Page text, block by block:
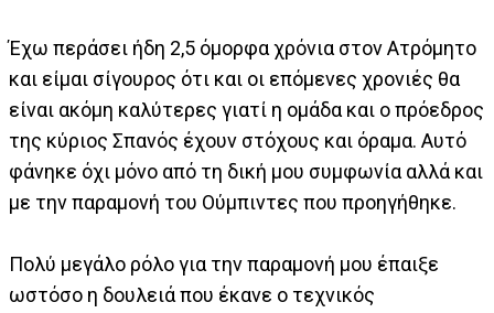
Έχω περάσει ήδη 2,5 όμορφα χρόνια στον Ατρόμητο
και είμαι σίγουρος ότι και οι επόμενες χρονιές θα
είναι ακόμη καλύτερες γιατί η ομάδα και ο πρόεδρος
της κύριος Σπανός έχουν στόχους και όραμα. Αυτό
φάνηκε όχι μόνο από τη δική μου συμφωνία αλλά και
με την παραμονή του Ούμπιντες που προηγήθηκε.
Πολύ μεγάλο ρόλο για την παραμονή μου έπαιξε
ωστόσο η δουλειά που έκανε ο τεχνικός